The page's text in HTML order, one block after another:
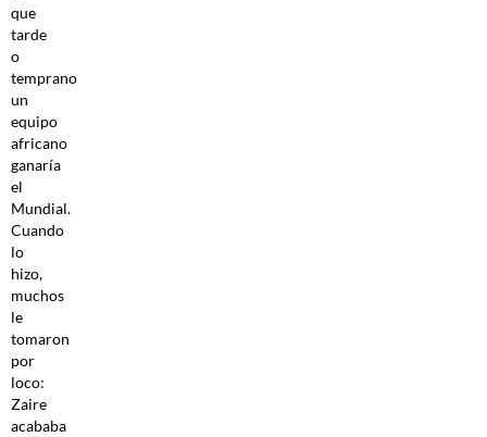
que
tarde
o
temprano
un
equipo
africano
ganaría
el
Mundial.
Cuando
lo
hizo,
muchos
le
tomaron
por
loco:
Zaire
acababa